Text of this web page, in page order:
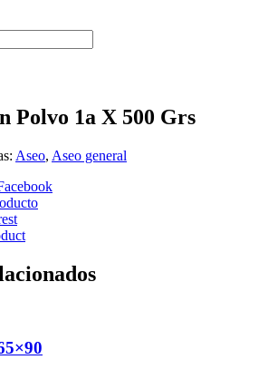
Polvo 1a X 500 Grs
Aseo, Aseo general